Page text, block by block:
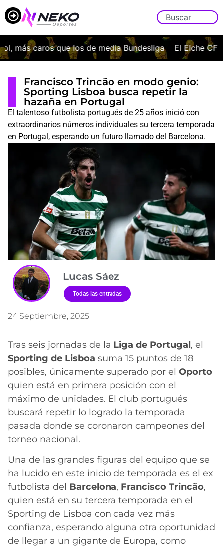
caros que los de media Bundesliga El Elche CF
Francisco Trincão en modo genio:
Sporting Lisboa busca repetir la
hazaña en Portugal
El talentoso futbolista portugués de 25 años inició con
extraordinarios números individuales su tercera temporada
en Portugal, esperando un futuro llamado del Barcelona.
Lucas Sáez
Todas las entradas
24 Septiembre, 2025
Tras seis jornadas de la Liga de Portugal, el
Sporting de Lisboa suma 15 puntos de 18
posibles, únicamente superado por el Oporto
quien está en primera posición con el
máximo de unidades. El club portugués
buscará repetir lo logrado la temporada
pasada donde se coronaron campeones del
torneo nacional.
Una de las grandes figuras del equipo que se
ha lucido en este inicio de temporada es el ex
futbolista del Barcelona, Francisco Trincão,
quien está en su tercera temporada en el
Sporting de Lisboa con cada vez más
confianza, esperando alguna otra oportunidad
de llegar a un gigante de Europa, como